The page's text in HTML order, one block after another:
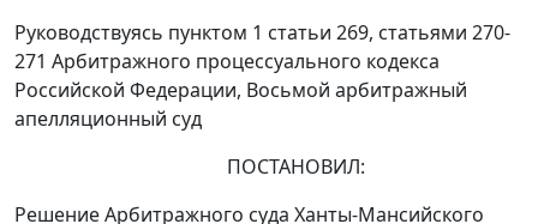
Руководствуясь пунктом 1 статьи 269, статьями 270-
271 Арбитражного процессуального кодекса
Российской Федерации, Восьмой арбитражный
апелляционный суд
ПОСТАНОВИЛ:
РешениеАрбитражного суда Ханты-Мансийского